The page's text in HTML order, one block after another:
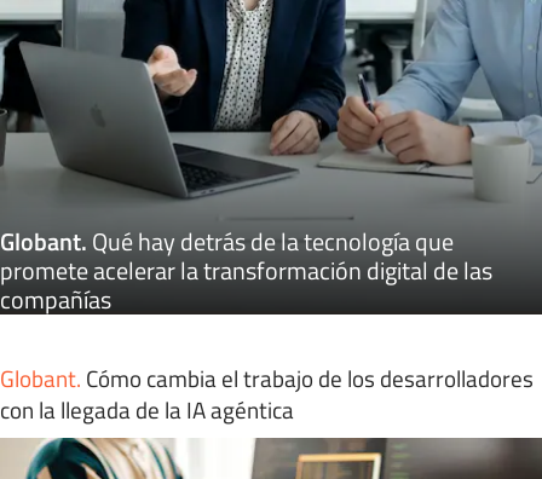
Globant.Qué hay detrás de la tecnología que
promete acelerar la transformación digital de las
compañías
Globant. Cómo cambia el trabajo de los desarrolladores
con la llegada de la IA agéntica